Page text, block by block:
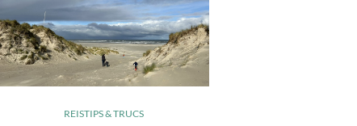
REISTIPS & TRUCS